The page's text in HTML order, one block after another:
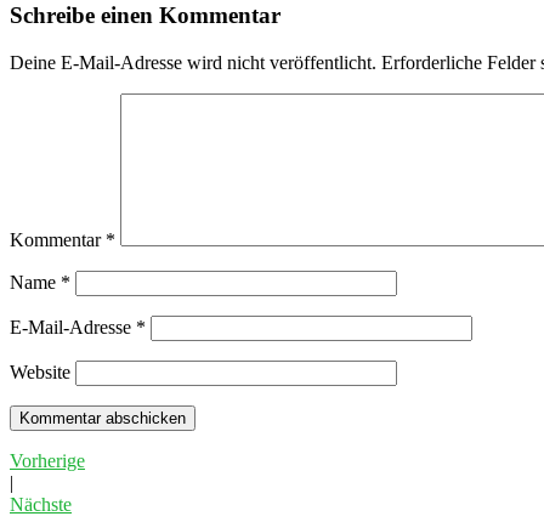
Schreibe einen Kommentar
Deine E-Mail-Adresse wird nicht veröffentlicht. Erforderliche Felder
Kommentar *
Name *
E-Mail-Adresse *
Website
Vorherige
|
Nächste